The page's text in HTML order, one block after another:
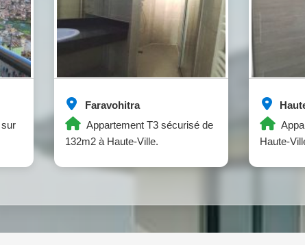
Faravohitra
Appartement T3 sécurisé de
132m2 à Haute-Ville.
Haute-